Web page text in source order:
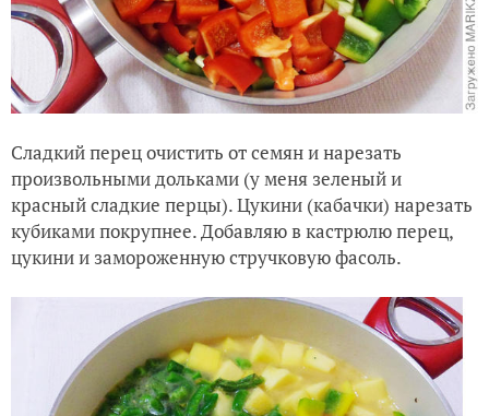
Сладкий перец очистить от семян и нарезать
произвольными дольками (у меня зеленый и
красный сладкие перцы). Цукини (кабачки) нарезать
кубиками покрупнее. Добавляю в кастрюлю перец,
цукини и замороженную стручковую фасоль.